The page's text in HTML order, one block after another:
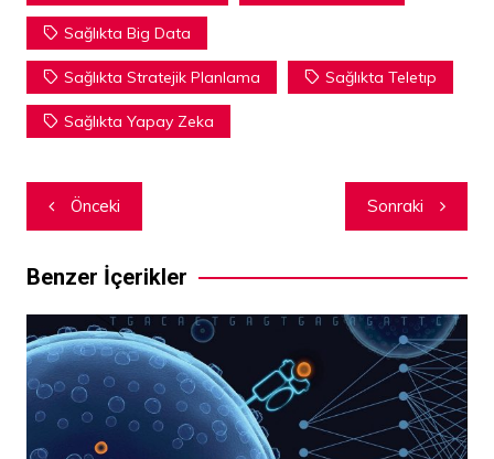
Sağlıkta Big Data
Sağlıkta Stratejik Planlama Sağlıkta Teletıp
Sağlıkta Yapay Zeka
Yazı
dolaşımı
Önceki Sonraki
Benzer İçerikler